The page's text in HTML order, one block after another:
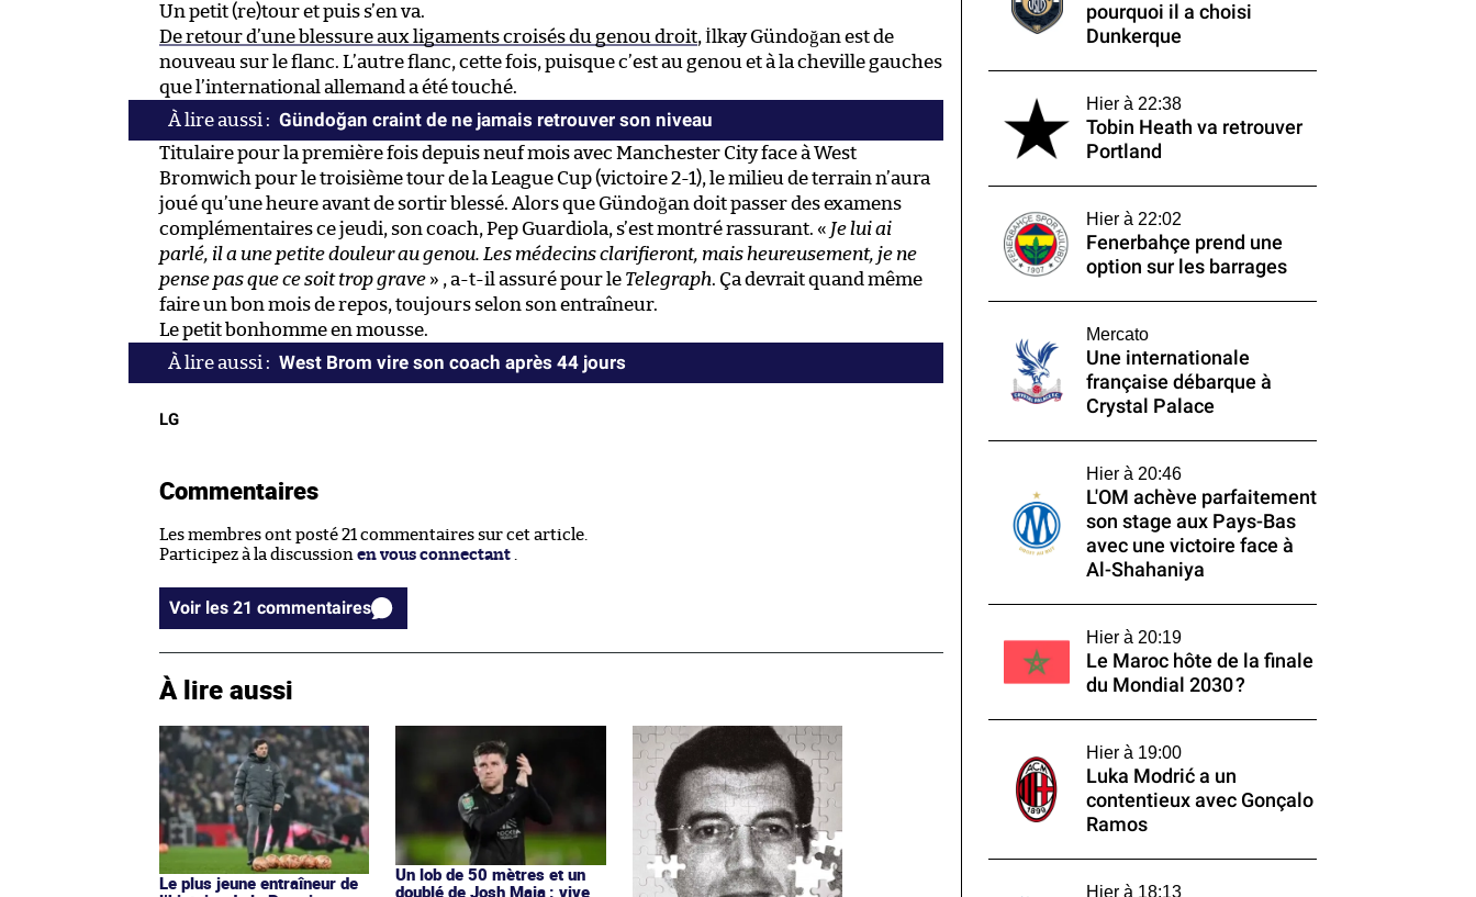
Un petit (re)tour et puis s’en va.
De retour d’une blessure aux ligaments croisés du genou droit, İlkay Gündoğan est de
nouveau sur le flanc. L’autre flanc, cette fois, puisque c’est au genou et à la cheville gauches
que l’international allemand a été touché.
Gündoğan craint de ne jamais retrouver son niveau
Titulaire pour la première fois depuis neuf mois avec Manchester City face à West
Bromwich pour le troisième tour de la League Cup (victoire 2-1), le milieu de terrain n’aura
joué qu’une heure avant de sortir blessé. Alors que Gündoğan doit passer des examens
complémentaires ce jeudi, son coach, Pep Guardiola, s’est montré rassurant. « Je lui ai
parlé, il a une petite douleur au genou. Les médecins clarifieront, mais heureusement, je ne
pense pas que ce soit trop grave » , a-t-il assuré pour le Telegraph. Ça devrait quand même
faire un bon mois de repos, toujours selon son entraîneur.
Le petit bonhomme en mousse.
West Brom vire son coach après 44 jours
LG
Commentaires
Les membres ont posté 21 commentaires sur cet article.
Participez à la discussion en vous connectant
Voir les 21 commentaires
À lire aussi
Le plus jeune entraîneur de
Un lob de 50 mètres et un
doublé de Josh Maja : vive
pourquoi il a choisi
Dunkerque
Hier à 22:38
Tobin Heath va retrouver
Portland
Hier à 22:02
Fenerbahçe prend une
option sur les barrages
Mercato
Une internationale
française débarque à
Crystal Palace
Hier à 20:46
L'OM achève parfaitement
son stage aux Pays-Bas
avec une victoire face à
Al-Shahaniya
Hier à 20:19
Le Maroc hôte de la finale
du Mondial 2030 ?
Hier à 19:00
Luka Modrić a un
contentieux avec Gonçalo
Ramos
Hier à 18:13